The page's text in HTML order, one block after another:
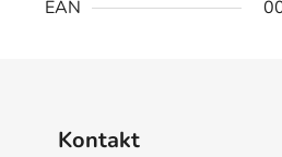
EAN
Kontakt